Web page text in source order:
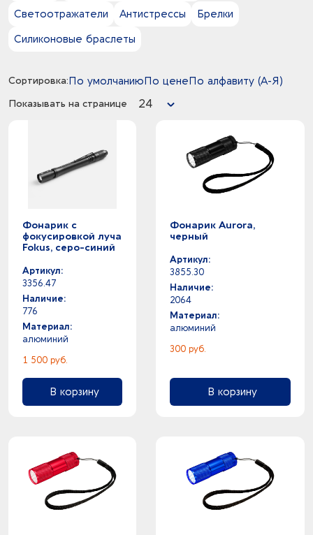
черный - 19
УФ-печать 14
Светоотражатели
Антистрессы
Брелки
Силиконовые браслеты
Сортировка:По умолчаниюПо ценеПо алфавиту (А-Я)
Показывать на странице 24
Фонарик с
фокусировкой луча
Fokus, серо-синий
Артикул:
3356.47
Наличие:
776
Материал:
алюминий
1 500 руб.
В корзину
Фонарик Aurora,
черный
Артикул:
3855.30
Наличие:
2064
Материал:
алюминий
300 руб.
В корзину